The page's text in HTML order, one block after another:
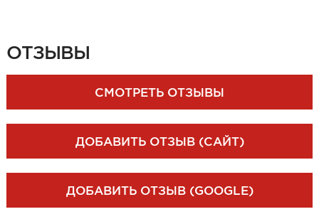
ОТЗЫВЫ
СМОТРЕТЬ ОТЗЫВЫ
ДОБАВИТЬ ОТЗЫВ (САЙТ)
ДОБАВИТЬ ОТЗЫВ (GOOGLE)